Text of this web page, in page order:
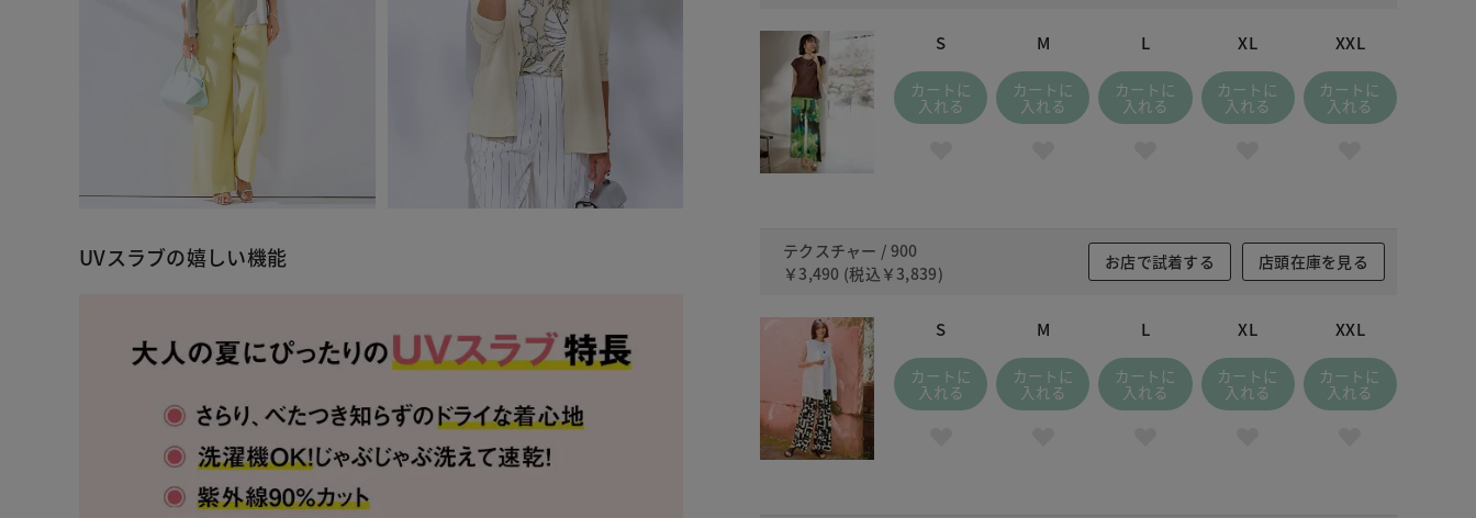
UVスラブの嬉しい機能
S
カートに
入れる
M
カートに
入れる
L
カートに
入れる
XL
カートに
入れる
XXL
カートに
入れる
テクスチャー / 900
￥3,490 (税込 ￥3,839)
お店で試着する 店頭在庫を見る
S
カートに
入れる
M
カートに
入れる
L
カートに
入れる
XL
カートに
入れる
XXL
カートに
入れる